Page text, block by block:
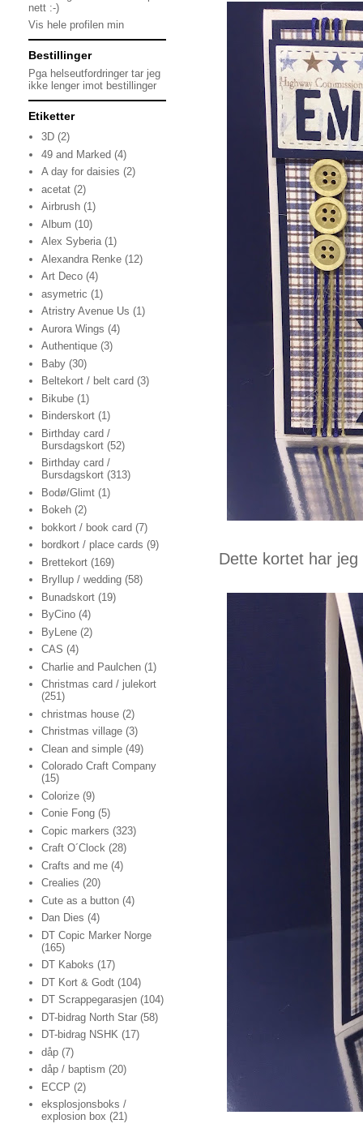
Dette kortet har
nett :-)
Vis hele profilen min
Bestillinger
Pga helseutfordringer tar jeg
ikke lenger imot bestillinger
Etiketter
3D (2)
49 and Marked (4)
A day for daisies (2)
acetat (2)
Airbrush (1)
Album (10)
Alex Syberia (1)
Alexandra Renke (12)
Art Deco (4)
asymetric (1)
Atristry Avenue Us (1)
Aurora Wings (4)
Authentique (3)
Baby (30)
Beltekort / belt card (3)
Bikube (1)
Binderskort (1)
Birthday card /
Bursdagskort (52)
Birthday card /
Bursdagskort (313)
Bodø/Glimt (1)
Bokeh (2)
bokkort / book card (7)
bordkort / place cards (9)
Brettekort (169)
Bryllup / wedding (58)
Bunadskort (19)
ByCino (4)
ByLene (2)
CAS (4)
Charlie and Paulchen (1)
Christmas card / julekort
(251)
christmas house (2)
Christmas village (3)
Clean and simple (49)
Colorado Craft Company
(15)
Colorize (9)
Conie Fong (5)
Copic markers (323)
Craft O´Clock (28)
Crafts and me (4)
Crealies (20)
Cute as a button (4)
Dan Dies (4)
DT Copic Marker Norge
(165)
DT Kaboks (17)
DT Kort & Godt (104)
DT Scrappegarasjen (104)
DT-bidrag North Star (58)
DT-bidrag NSHK (17)
dåp (7)
dåp / baptism (20)
ECCP (2)
eksplosjonsboks /
explosion box (21)